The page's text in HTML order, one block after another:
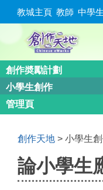
教城主頁 教師 中學生
創作奬勵計劃
小學生創作
管理頁
創作天地 > 小學生
論小學生